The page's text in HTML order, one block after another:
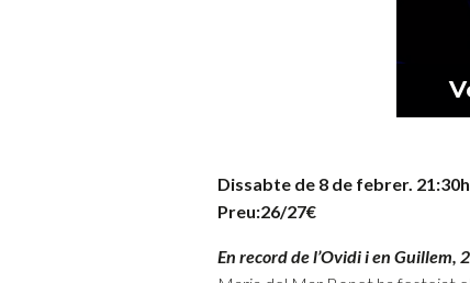
Dissabte de 8 de febrer.
Preu:26/27€
En record de l’Ovidi i en Guillem,